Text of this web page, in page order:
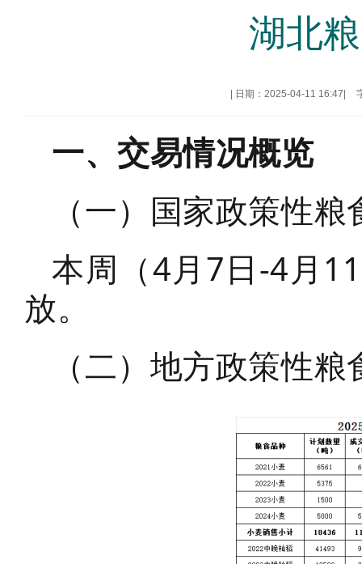
湖北
日期：2025-04-11 16:47
一、交易情况概览
（一）国家政策性
本周（4月7日-4月
放。
（二）地方政策性